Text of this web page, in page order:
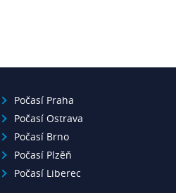
Počasí Praha
Počasí Ostrava
Počasí Brno
Počasí Plzěň
Počasí Liberec